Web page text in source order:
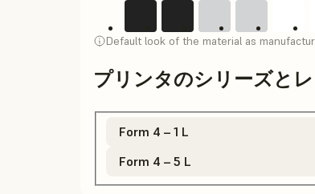
Default look of the material as
プリンタのシリーズと
Form 4 – 1 L
Form 4 – 5 L